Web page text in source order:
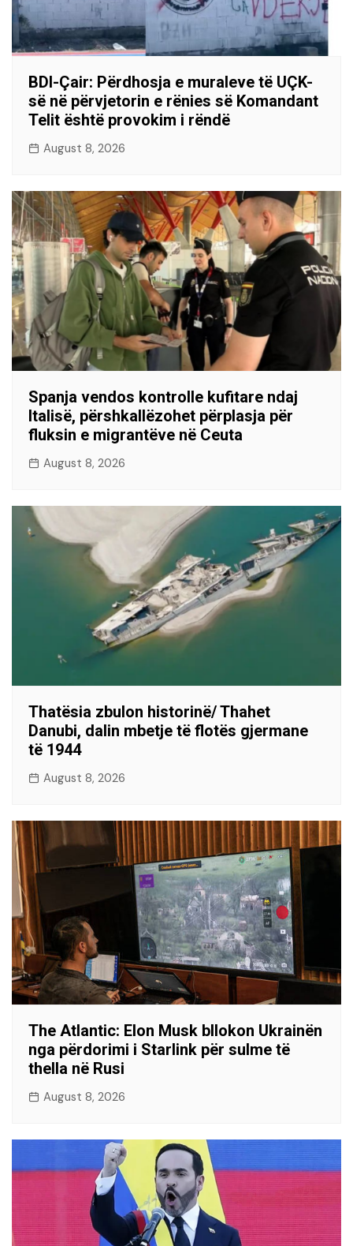
BDI-Çair: Përdhosja e muraleve të UÇK-
së në përvjetorin e rënies së Komandant
Telit është provokim i rëndë
August 8, 2026
Spanja vendos kontrolle kufitare ndaj
Italisë, përshkallëzohet përplasja për
fluksin e migrantëve në Ceuta
August 8, 2026
Thatësia zbulon historinë/ Thahet
Danubi, dalin mbetje të flotës gjermane
të 1944
August 8, 2026
The Atlantic: Elon Musk bllokon Ukrainën
nga përdorimi i Starlink për sulme të
thella në Rusi
August 8, 2026